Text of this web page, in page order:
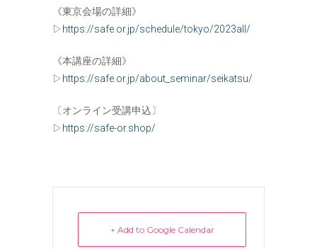
《東京会場の詳細》
▷ https://safe.or.jp/schedule/tokyo/2023all/
《本講座の詳細》
▷ https://safe.or.jp/about_seminar/seikatsu/
〔オンライン受講申込〕
▷ https://safe-or.shop/
+ Add to Google Calendar